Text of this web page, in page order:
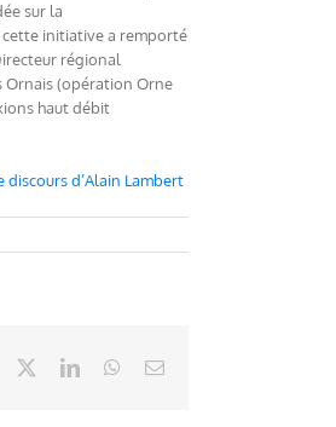
sur la
initiative a remporté
régional
Ornais (opération Orne
haut débit
discours d’Alain Lambert
Facebook LinkedInWhatsApp
Email